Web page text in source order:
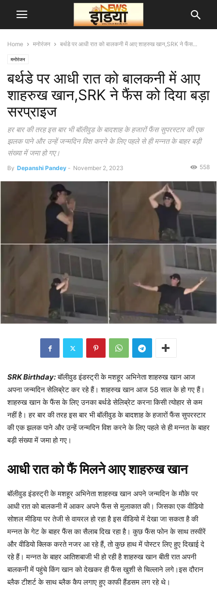
Home मनोरंजन बर्थडे पर आधी रात को बालकनी में आए शाहरुख खान,SRK ने फैंस...
मनोरंजन
बर्थडे पर आधी रात को बालकनी में आए
शाहरुख खान,SRK ने फैंस को दिया बड़ा
सरप्राइज
हर बार की तरह इस बार भी बॉलीवुड के बादशाह के हजारों फैंस सुपरस्टार की एक
झलक पाने और उन्हें जन्मदिन विश करने के लिए पहले से ही मन्नत के बाहर बड़ी
संख्या में जमा हो गए।
By Depanshi Pandey - November 2, 2023 558
SRK Birthday:बॉलीवुड इंडस्ट्री के मशहूर अभिनेता शाहरुख खान आज
अपना जन्मदिन सेलिब्रेट कर रहे हैं। शाहरुख खान आज 58 साल के हो गए हैं।
शाहरुख खान के फैंस के लिए उनका बर्थडे सेलिब्रेट करना किसी त्योहार से कम
नहीं है। हर बार की तरह इस बार भी बॉलीवुड के बादशाह के हजारों फैंस सुपरस्टार
की एक झलक पाने और उन्हें जन्मदिन विश करने के लिए पहले से ही मन्नत के बाहर
बड़ी संख्या में जमा हो गए।
आधी रात को फैं मिलने आए शाहरुख खान
बॉलीवुड इंडस्ट्री के मशहूर अभिनेता शाहरुख खान अपने जन्मदिन के मौके पर
आधी रात को बालकनी में आकर अपने फैंस से मुलाकात की। जिसका एक वीडियो
सोशल मीडिया पर तेजी से वायरल हो रहा है इस वीडियो में देखा जा सकता है की
मन्नत के गेट के बाहर फैंस का सैलाब दिख रहा है। कुछ फैंस फोन के साथ तस्वीरें
और वीडियो क्लिक करते नजर आ रहे हैं, तो कुछ हाथ में पोस्टर लिए हुए दिखाई दे
रहे हैं। मन्नत के बाहर आतिशबाजी भी हो रही है शाहरुख खान बीती रात अपनी
बालकनी में पहुंचे किंग खान को देखकर ही फैंस खुशी से चिल्लाने लगे।इस दौरान
ब्लैक टीशर्ट के साथ ब्लैक कैप लगाए हुए काफी हैंडसम लग रहे थे।